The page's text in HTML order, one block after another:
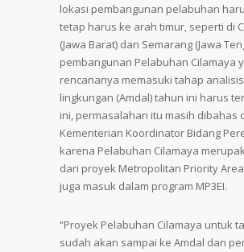
lokasi pembangunan pelabuhan
tetap harus ke arah timur, seperti di
(Jawa Barat) dan Semarang (Jawa
pembangunan Pelabuhan Cilamaya
rencananya memasuki tahap
lingkungan (Amdal) tahun ini harus
ini, permasalahan itu masih dibahas
Kementerian Koordinator Bidang
karena Pelabuhan Cilamaya
dari proyek Metropolitan Priority Area
juga masuk dalam program MP3EI.
“Proyek Pelabuhan Cilamaya untuk
sudah akan sampai ke Amdal dan